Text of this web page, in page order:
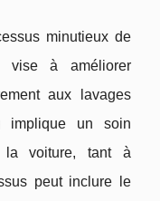
minutieux de
vise à améliorer
aux lavages
implique un soin
la voiture, tant à
peut inclure le